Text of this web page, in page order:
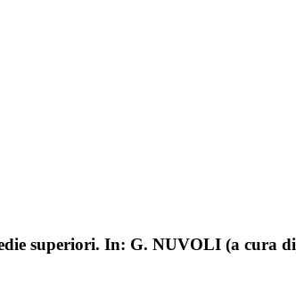
superiori. In: G. NUVOLI (a cura